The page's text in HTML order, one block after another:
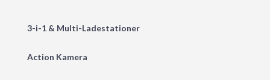
3-i-1 & Multi-Ladestationer
Action Kamera